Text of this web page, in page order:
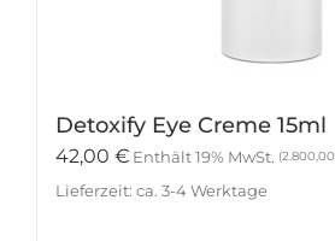
Detoxify Eye Creme 15ml
42,00 € Enthält 19% MwSt. (2.800,00
Lieferzeit: ca. 3-4 Werktage